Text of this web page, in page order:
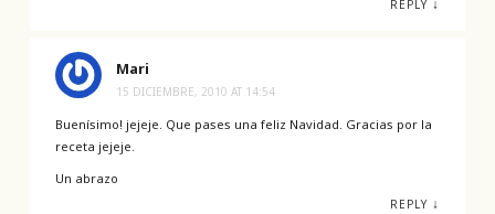
REPLY ↓
Mari
15 DICIEMBRE, 2010 AT 14:54
Buenísimo! jejeje. Que pases una feliz Navidad. Gracias por la
receta jejeje.
Un abrazo
REPLY ↓